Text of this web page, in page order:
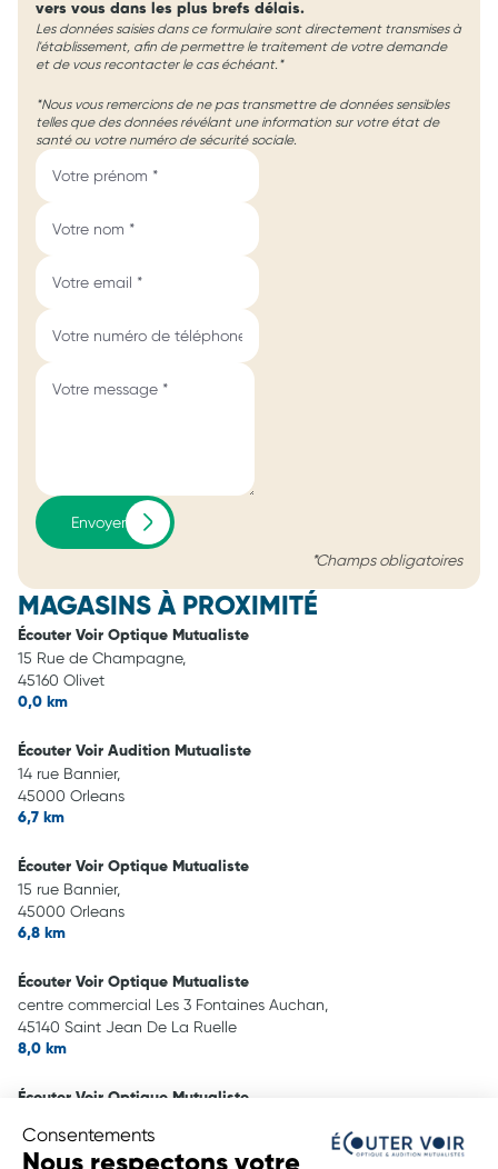
Consentements
Nous respectons votre
vers vous dans les plus brefs délais.
Les données saisies dans ce formulaire sont directement transmises à
l'établissement, afin de permettre le traitement de votre demande
et de vous recontacter le cas échéant.*
*Nous vous remercions de ne pas transmettre de données sensibles
telles que des données révélant une information sur votre état de
santé ou votre numéro de sécurité sociale.
Envoyer
*Champs obligatoires
MAGASINS À PROXIMITÉ
Écouter Voir Optique Mutualiste
15 Rue de Champagne,
45160 Olivet
0,0 km
Écouter Voir Audition Mutualiste
14 rue Bannier,
45000 Orleans
6,7 km
Écouter Voir Optique Mutualiste
15 rue Bannier,
45000 Orleans
6,8 km
Écouter Voir Optique Mutualiste
centre commercial Les 3 Fontaines Auchan,
45140 Saint Jean De La Ruelle
8,0 km
Écouter Voir Optique Mutualiste
45430 Checy
10,9 km